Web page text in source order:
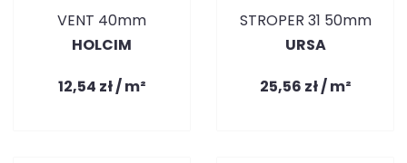
VENT 40mm
HOLCIM
12,54 zł / m²
STROPER 31 50mm
URSA
25,56 zł / m²